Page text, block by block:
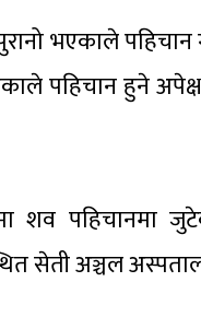
भएकाले
पहिचान हुने
शव पहिचानमा
सेती अञ्चल